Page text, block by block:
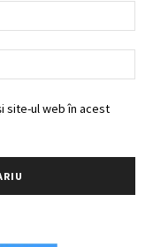
site-ul web în acest